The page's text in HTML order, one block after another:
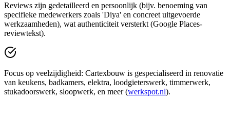
Reviews zijn gedetailleerd en persoonlijk (bijv. benoeming van
specifieke medewerkers zoals 'Diya' en concreet uitgevoerde
werkzaamheden), wat authenticiteit versterkt (Google Places-
reviewtekst).
Focus op veelzijdigheid: Cartexbouw is gespecialiseerd in renovatie
van keukens, badkamers, elektra, loodgieterswerk, timmerwerk,
stukadoorswerk, sloopwerk, en meer (werkspot.nl).